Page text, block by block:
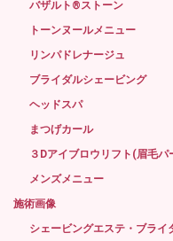
バザルト®ストーン
トーンヌールメニュー
リンパドレナージュ
ブライダルシェービング
ヘッドスパ
まつげカール
３Dアイブロウリフト(眉毛パ
メンズメニュー
施術画像
シェービングエステ・ブライ